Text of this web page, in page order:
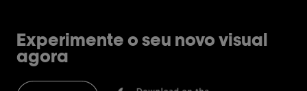
Experimente o seu novo visual
agora